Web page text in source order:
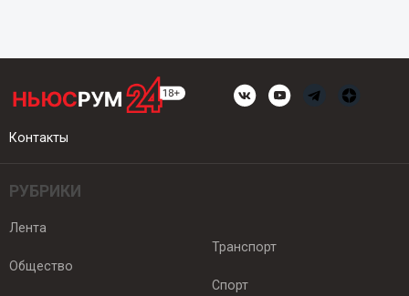
Контакты
РУБРИКИ
Лента
Общество
Транспорт
Спорт